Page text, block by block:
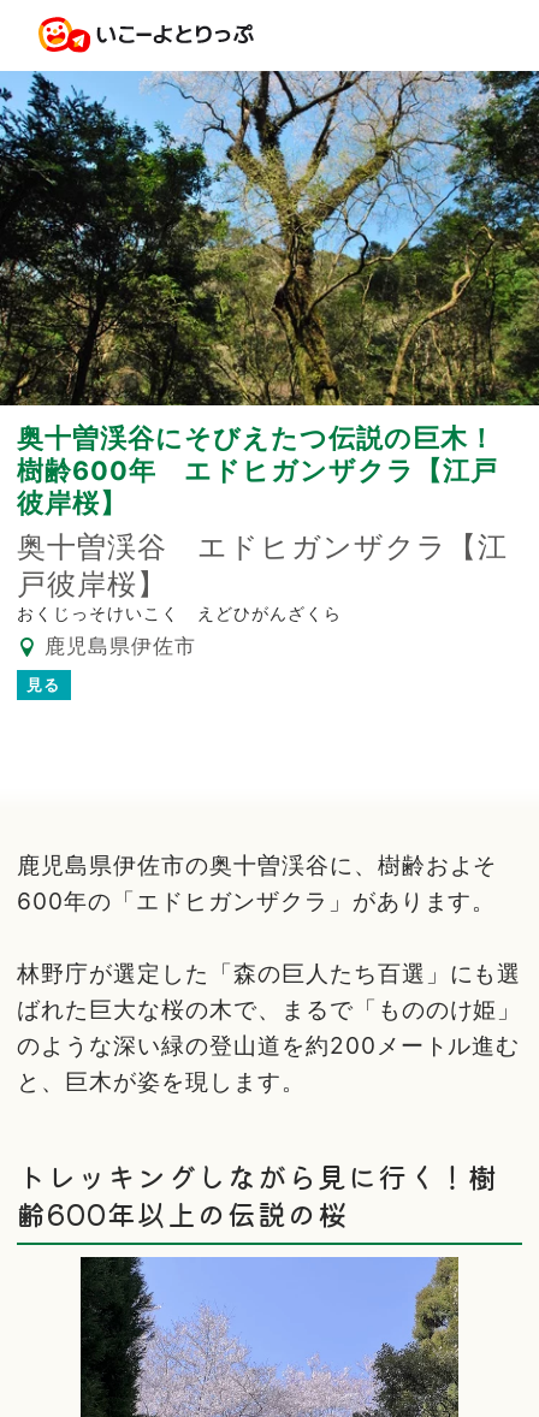
奥十曽渓谷にそびえたつ伝説の巨木！
樹齢600年 エドヒガンザクラ【江戸
彼岸桜】
奥十曽渓谷 エドヒガンザクラ【江
戸彼岸桜】
おくじっそけいこく えどひがんざくら
鹿児島県伊佐市
見る
鹿児島県伊佐市の奥十曽渓谷に、樹齢およそ
600年の「エドヒガンザクラ」があります。
林野庁が選定した「森の巨人たち百選」にも選
ばれた巨大な桜の木で、まるで「もののけ姫」
のような深い緑の登山道を約200メートル進む
と、巨木が姿を現します。
トレッキングしながら見に行く！樹
齢600年以上の伝説の桜